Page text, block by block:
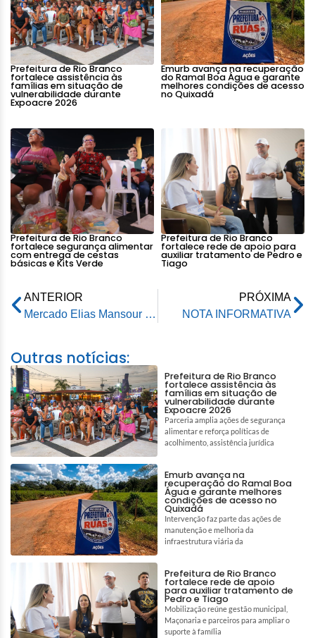
Prefeitura de Rio Branco
fortalece assistência às
famílias em situação de
vulnerabilidade durante
Expoacre 2026
Emurb avança na recuperação
do Ramal Boa Água e garante
melhores condições de acesso
no Quixadá
Prefeitura de Rio Branco
fortalece segurança alimentar
com entrega de cestas
básicas e Kits Verde
Prefeitura de Rio Branco
fortalece rede de apoio para
auxiliar tratamento de Pedro e
Tiago
ANTERIOR
Mercado Elias Mansour completa 46 anos e recebe festa de aniversário promovida por feirantes
PRÓXIMA
NOTA INFORMATIVA
Outras notícias:
Prefeitura de Rio Branco
fortalece assistência às
famílias em situação de
vulnerabilidade durante
Expoacre 2026
Parceria amplia ações de segurança
alimentar e reforça políticas de
acolhimento, assistência jurídica
Emurb avança na
recuperação do Ramal Boa
Água e garante melhores
condições de acesso no
Quixadá
Intervenção faz parte das ações de
manutenção e melhoria da
infraestrutura viária da
Prefeitura de Rio Branco
fortalece rede de apoio
para auxiliar tratamento de
Pedro e Tiago
Mobilização reúne gestão municipal,
Maçonaria e parceiros para ampliar o
suporte à família